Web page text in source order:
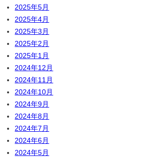
2025年5月
2025年4月
2025年3月
2025年2月
2025年1月
2024年12月
2024年11月
2024年10月
2024年9月
2024年8月
2024年7月
2024年6月
2024年5月